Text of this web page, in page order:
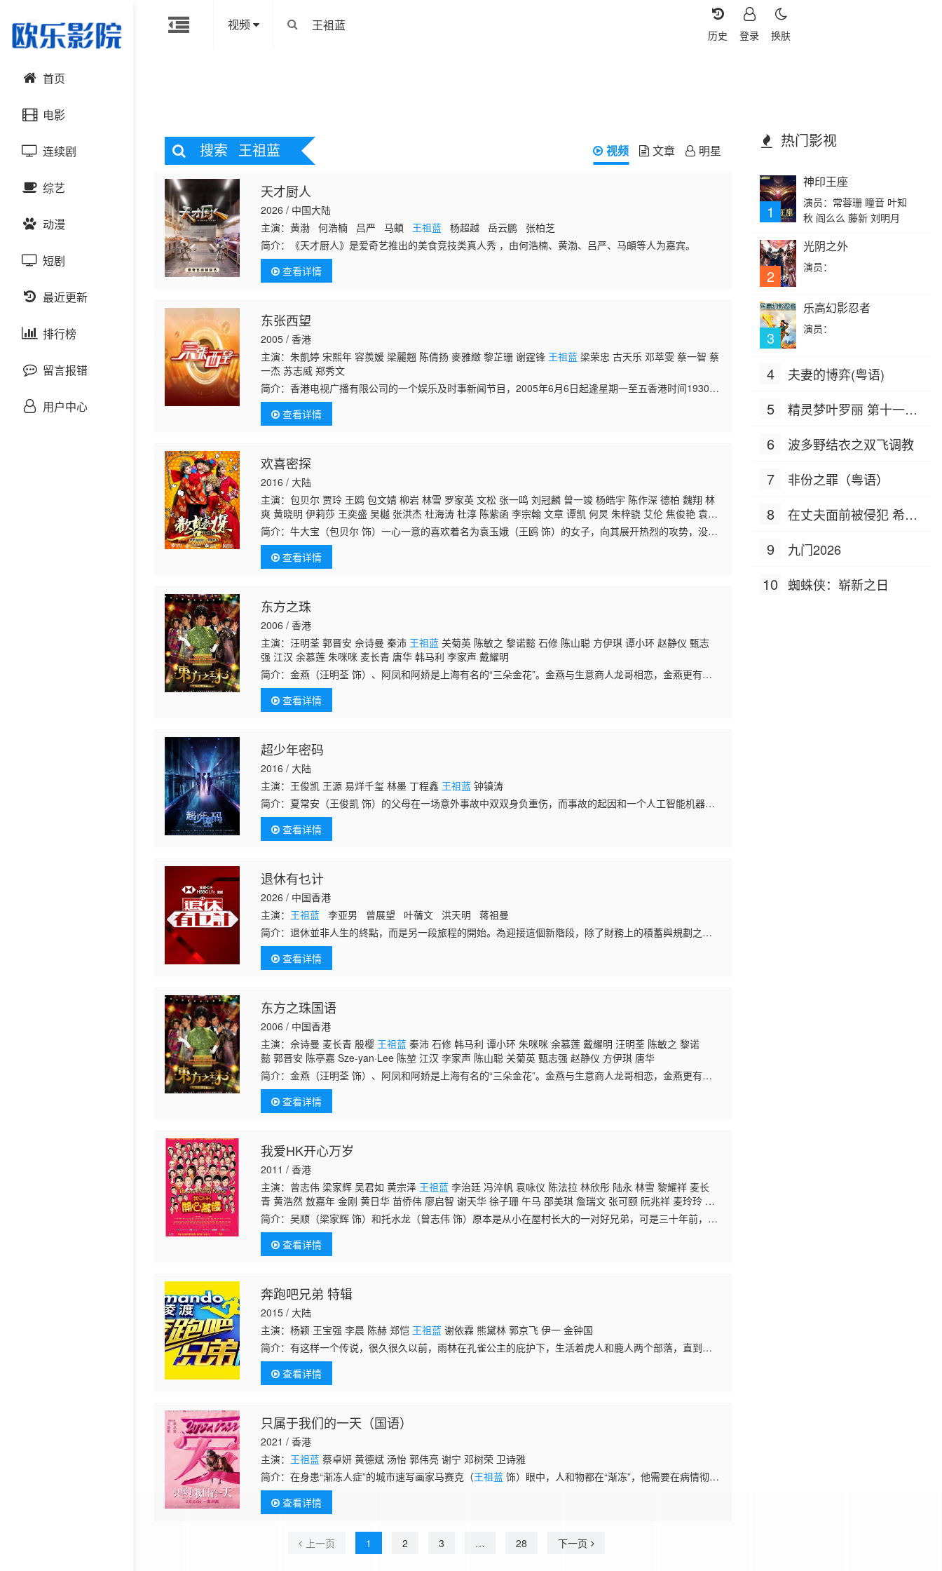
视频
换肤
登录
历史
首页
电影
动作片
喜剧片
爱情片
科幻片
恐怖片
剧情片
战争片
悬疑片
连续剧
国产剧
港台剧
日韩剧
欧美剧
泰国剧
综艺
大陆综艺
日韩综艺
港台综艺
欧美综艺
动漫
国产动漫
日韩动漫
欧美动漫
短剧
最近更新
排行榜
留言报错
用户中心
搜索 王祖蓝 视频 文章 明星
天才厨人
2026 / 中国大陆
主演：黄渤 何浩楠 吕严 马頔 王祖蓝 杨超越 岳云鹏 张柏芝
简介：
《天才厨人》是爱奇艺推出的美食竞技类真人秀 ，由何浩楠、黄渤、吕严、马頔等人为嘉宾。
查看详情
东张西望
2005 / 香港
主演：朱凱婷 宋熙年 容羨媛 梁麗翹 陈倩扬 麥雅緻 黎芷珊 谢霆锋 王祖蓝 梁荣忠 古天乐 邓萃雯 蔡一智 蔡
一杰 苏志威 郑秀文
简介：香港电视广播有限公司的一个娱乐及时事新闻节目，2005年6月6日起逢星期一至五香港时间1930-
查看详情
欢喜密探
2016 / 大陆
主演：包贝尔 贾玲 王鸥 包文婧 柳岩 林雪 罗家英 文松 张一鸣 刘冠麟 曾一竣 杨皓宇 陈作深 德柏 魏翔 林
爽 黄晓明 伊莉莎 王奕盛 吴樾 张洪杰 杜海涛 杜淳 陈紫函 李宗翰 文章 谭凯 何炅 朱梓骁 艾伦 焦俊艳 袁文
康 沈腾 孙坚 白客 海陆 刘欢 张歆艺 李菲儿王祖蓝张大大 郭京飞 肖旭 曹胤 张学恒 马浴柯 易小星 雪村 刘
坤 袁成杰 颜丹晨 蒋欣 曹炳琨 朱亚文 潘霜霜 李菁 曾舜晞 潘斌龙 赵丽颖 栾元晖 杨子姗 翟天临 俞灏明 舒
畅 常远 木幡龙 唐奕霖 何佳怡 王鹏翔 迟媛媛 董立
简介：牛大宝（包贝尔 饰）一心一意的喜欢着名为袁玉娥（王鸥 饰）的女子，向其展开热烈的攻势，没想
到却在误打误撞之中成为了京师总驿站皇华驿中的一员，之后，牛大宝震惊的发现袁玉娥原来是洪帮成
员，而洪帮正是皇
查看详情
东方之珠
2006 / 香港
主演：汪明荃 郭晋安 佘诗曼 秦沛 王祖蓝 关菊英 陈敏之 黎诺懿 石修 陈山聪 方伊琪 谭小环 赵静仪 甄志
强 江汉 余慕莲 朱咪咪 麦长青 唐华 韩马利 李家声 戴耀明
简介：金燕（汪明荃 饰）、阿凤和阿娇是上海有名的“三朵金花”。金燕与生意商人龙哥相恋，金燕更有了
龙哥的孩子，岂料这时龙哥被人污蔑为汉奸，判了死罪。金燕回到乡产下儿子，然后独自回城继续她的演
艺生涯。岂料日
查看详情
超少年密码
2016 / 大陆
主演：王俊凯 王源 易烊千玺 林墨 丁程鑫 王祖蓝 钟镇涛
简介： 夏常安（王俊凯 饰）的父母在一场意外事故中双双身负重伤，而事故的起因和一个人工智能机器人
AI有着千丝万缕的关联。为了查清事件的真相，独立坚强的夏常安独自展开了调查。 一次偶然中，夏
常安得知育贤高
查看详情
退休有乜计
2026 / 中国香港
主演： 王祖蓝 李亚男 曾展望 叶蒨文 洪天明 蒋祖曼
简介：退休並非人生的終點，而是另一段旅程的開始。為迎接這個新階段，除了財務上的積蓄與規劃之
外，也要關注身心健康。提前準備，方能讓退休後的生活更自在。由王祖藍、李亞男夫婦，聯同曾展望、
葉蒨文這對CP，走訪香港
查看详情
东方之珠国语
2006 / 中国香港
主演：佘诗曼 麦长青 殷樱 王祖蓝 秦沛 石修 韩马利 谭小环 朱咪咪 余慕莲 戴耀明 汪明荃 陈敏之 黎诺
懿 郭晋安 陈亭嘉 Sze-yan·Lee 陈堃 江汉 李家声 陈山聪 关菊英 甄志强 赵静仪 方伊琪 唐华
简介：金燕（汪明荃 饰）、阿凤和阿娇是上海有名的“三朵金花”。金燕与生意商人龙哥相恋，金燕更有了
龙哥的孩子，岂料这时龙哥被人污蔑为汉奸，判了死罪。金燕回到乡产下儿子，然后独自回城继续她的演
艺生涯。岂料日
查看详情
我爱HK开心万岁
2011 / 香港
主演：曾志伟 梁家辉 吴君如 黄宗泽 王祖蓝 李治廷 冯淬帆 袁咏仪 陈法拉 林欣彤 陆永 林雪 黎耀祥 麦长
青 黄浩然 敖嘉年 金刚 黄日华 苗侨伟 廖启智 谢天华 徐子珊 午马 邵美琪 詹瑞文 张可颐 阮兆祥 麦玲玲 张
坚庭 谭耀文 田启文 商天娥 吴卓羲 吕慧仪 汤盈盈 郑欣宜 八两金
简介：吴顺（梁家辉 饰）和托水龙（曾志伟 饰）原本是从小在屋村长大的一对好兄弟，可是三十年前，保
管街坊所筹善款的托水龙却在筹款夜监守自盗，从此便杳无音信。时光荏苒，三十年后当做生意破产的吴
顺托家带口的回
查看详情
奔跑吧兄弟 特辑
2015 / 大陆
主演：杨颖 王宝强 李晨 陈赫 郑恺 王祖蓝 谢依霖 熊黛林 郭京飞 伊一 金钟国
简介：有这样一个传说，很久很久以前，雨林在孔雀公主的庇护下，生活着虎人和鹿人两个部落，直到某
天黑虎挑起战争。惨烈的搏杀过后，虎人落败，黑虎死亡，但他的仇恨却穿越时空来到了21世纪。新年伊
始，脱胎自韩国《
查看详情
只属于我们的一天（国语）
2021 / 香港
主演： 王祖蓝 蔡卓妍 黄德斌 汤怡 郭伟亮 谢宁 邓树荣 卫诗雅
简介：在身患“渐冻人症”的城市速写画家马赛克（王祖蓝 饰）眼中，人和物都在“渐冻”，他需要在病情彻底
恶化前收集一些快乐的回忆，自小暗恋小学同学神仙鱼（蔡卓妍 饰）的他终于拿出勇气，提出一个遗愿：
“给我一查看详情
上一页 1 2 3 … 28 下一页
热门影视
1
神印王座
演员：常蓉珊 瞳音 叶知
秋 阎么么 藤新 刘明月
2
光阴之外
演员：
3
乐高幻影忍者
演员：
4 夫妻的博弈(粤语)
5
精灵梦叶罗丽 第十一季
6 波多野结衣之双飞调教
7 非份之罪（粤语）
8
在丈夫面前被侵犯 希岛
9 九门2026
10 蜘蛛侠：崭新之日